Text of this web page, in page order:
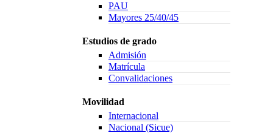
PAU
Mayores 25/40/45
Estudios de grado
Admisión
Matrícula
Convalidaciones
Movilidad
Internacional
Nacional (Sicue)